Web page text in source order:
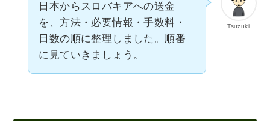
Tsuzuki
日本からスロバキアへの送金
を、方法・必要情報・手数料・
日数の順に整理しました。順番
に見ていきましょう。